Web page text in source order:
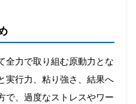
全力で取り組む原動力とな
実行力、粘り強さ、結果へ
で、過度なストレスやワー